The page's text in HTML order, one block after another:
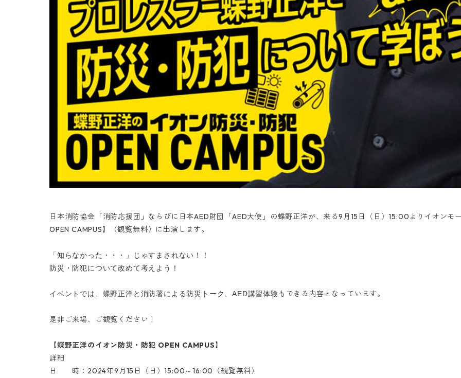
日本消防協会「消防応援団」ならびに日本AED財団「AED大使」の蝶野正洋が、来る9月15日（日）15:00よりイオン
OPEN CAMPUS】（観覧無料）に出演します。
「知らなかった・・・」じゃすまされない！！
防災・防犯について改めて考えよう！
イベントでは、蝶野正洋と消防署による防災トーク、AED講習体験もできる内容となっています。
是非ご来場、ご観覧ください！
【蝶野正洋のイオン防災・防犯 OPEN CAMPUS】
詳細
日 時：2024年9月15日（日）15:00～16:00（観覧無料）